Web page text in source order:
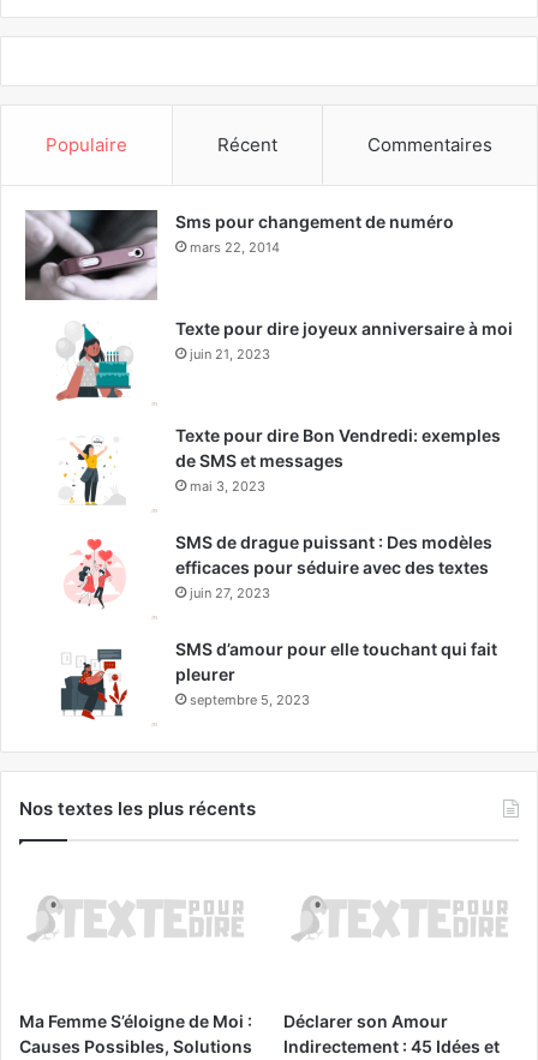
Populaire Récent Commentaires
Sms pour changement de numéro
mars 22, 2014
Texte pour dire joyeux anniversaire à moi
juin 21, 2023
Texte pour dire Bon Vendredi: exemples
de SMS et messages
mai 3, 2023
SMS de drague puissant : Des modèles
efficaces pour séduire avec des textes
juin 27, 2023
SMS d’amour pour elle touchant qui fait
pleurer
septembre 5, 2023
Nos textes les plus récents
Ma Femme S’éloigne de Moi :
Causes Possibles, Solutions
Déclarer son Amour
Indirectement : 45 Idées et